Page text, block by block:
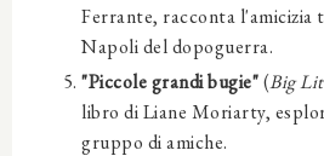
Ferrante, racconta l'amicizia
Napoli del dopoguerra.
"Piccole grandi bugie"(Big
libro di Liane Moriarty,
gruppo di amiche.